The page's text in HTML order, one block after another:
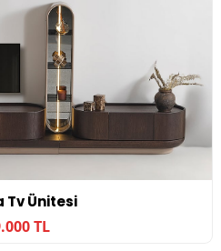
Tv Ünitesi
TL